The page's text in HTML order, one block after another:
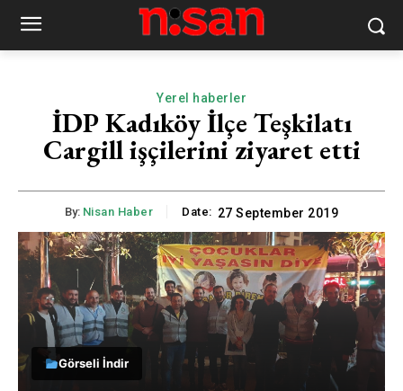
Yerel haberler
İDP Kadıköy İlçe Teşkilatı
Cargill işçilerini ziyaret etti
By: Nisan Haber Date: 27 September 2019
Görseli İndir